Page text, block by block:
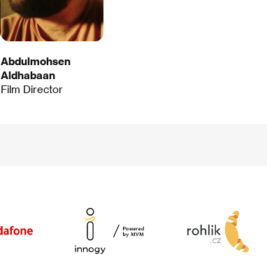
Abdulmohsen
Aldhabaan
Film Director